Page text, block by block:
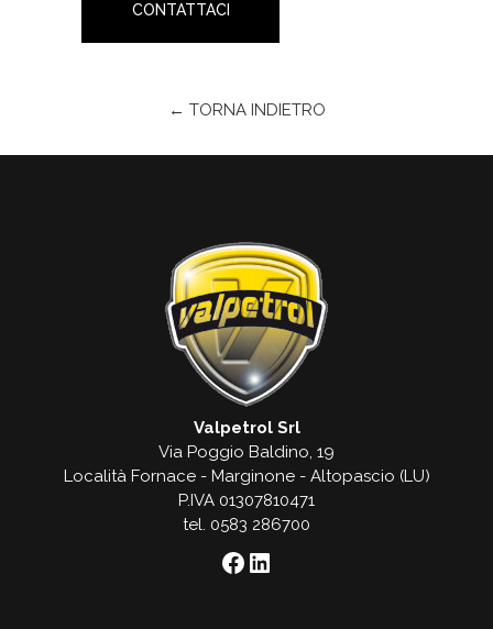
CONTATTACI
← TORNA INDIETRO
Valpetrol Srl
Via Poggio Baldino, 19
Località Fornace - Marginone - Altopascio (LU)
P.IVA 01307810471
tel. 0583 286700
Facebook
LinkedIn